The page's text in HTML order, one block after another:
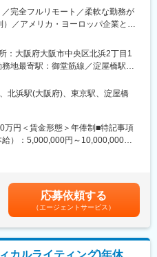
経験者が多いです。
である関西医薬協会に、当社は会
関連のセミナーにも参加すること
の業界知識とマーケット感をアッ
東京・大阪）の近くにお住まいで
。
で、例えばお子様がおられる方の
管理を行う必要はありますが、裁
は大阪・東京等へ出張（宿泊も伴
す。（海外出張はほとんどありませ
完全フルリモート／柔軟な勤務が
／アメリカ・ヨーロッパ企業と事
び開発企画の立案・評価・助言を
業務をお任せします。
、プロジェクトの成功に向けた戦
す。
談対応・折衝への参画
関連資料の作成
す。
：大阪府大阪市中央区北浜2丁目1
地最寄駅：御堂筋線／淀屋橋駅受
務地詳細2＞東京支社住所：東京都
ックセンチュリープレイス丸の内
煙変更の範囲：無
北浜駅(大阪府)、東京駅、淀屋橋
万円＜賃金形態＞年俸制■特記事項
）：5,000,000円～10,000,000円
上下する可能性があります。月給
です。
応募依頼する
（エージェントサービス）
カルライティング)年休